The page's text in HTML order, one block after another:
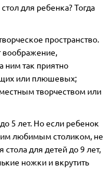
для ребенка? Тогда
пространство.
воображение,
ним так приятно
или плюшевых;
творчеством или
5 лет. Но если ребенок
любимым столиком, не
для детей до 9 лет,
ножки и вкрутить